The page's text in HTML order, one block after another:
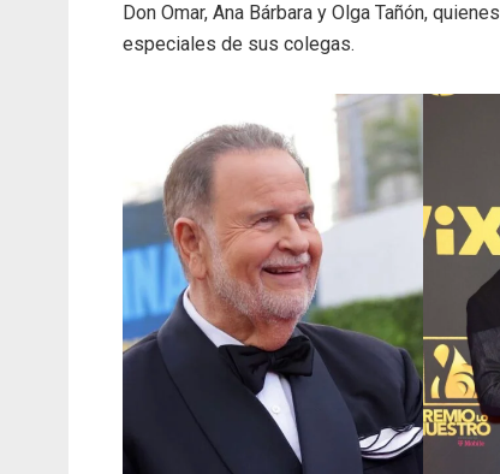
Don Omar, Ana Bárbara y Olga Tañón,
especiales de sus colegas.